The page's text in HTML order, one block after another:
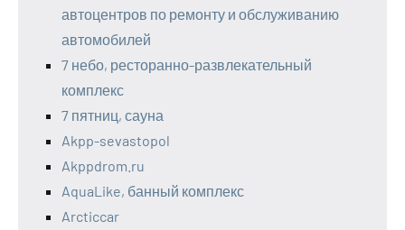
автоцентров по ремонту и обслуживанию
автомобилей
7 небо, ресторанно-развлекательный
комплекс
7 пятниц, сауна
Akpp-sevastopol
Akppdrom.ru
AquaLike, банный комплекс
Arcticcar